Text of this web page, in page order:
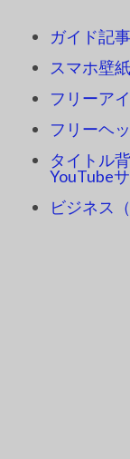
ガイド記事
スマホ壁
フリーア
フリーヘ
タイトル
YouTube
ビジネス